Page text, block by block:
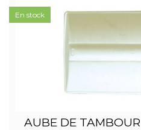
AUBE DE
En stock